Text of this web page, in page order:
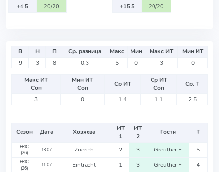
+4.5
20/20
+15.5
20/20
В Н П Ср. разница Макс Мин Макс ИТ
Мин ИТ
9
3 8 0.3 5 0 3 0
Макс ИТ
Соп
Мин ИТ
Соп
Ср ИТ
Ср ИТ
Соп
Ср. Т
3
0 1.4 1.1 2.5
Сезон Дата Хозяева
ИТ
1
ИТ
2
Гости Т
FRIC
(26)
18.07 Zuerich 2 3 Greuther F 5
FRIC
(26)
11.07 Eintracht 1 3 Greuther F 4